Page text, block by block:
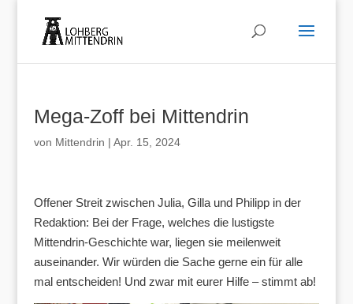
Mega-Zoff bei Mittendrin
von Mittendrin | Apr. 15, 2024
Offener Streit zwischen Julia, Gilla und Philipp in der
Redaktion: Bei der Frage, welches die lustigste
Mittendrin-Geschichte war, liegen sie meilenweit
auseinander. Wir würden die Sache gerne ein für alle
mal entscheiden! Und zwar mit eurer Hilfe – stimmt ab!